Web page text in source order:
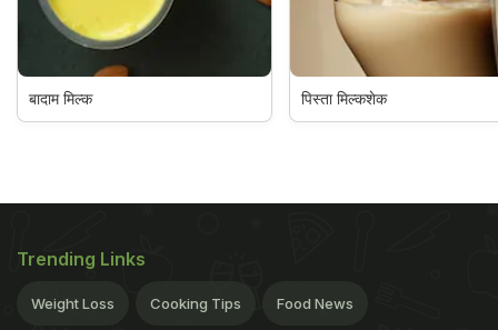
बादाम मिल्क पिस्ता मिल्कशेक
Trending Links
Weight Loss Cooking Tips Food News